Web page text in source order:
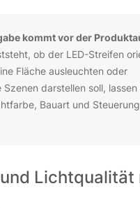
kommt vor der
ob der LED-Streifen
Fläche ausleuchten oder
darstellen soll, lassen
Bauart und
Lichtqualität